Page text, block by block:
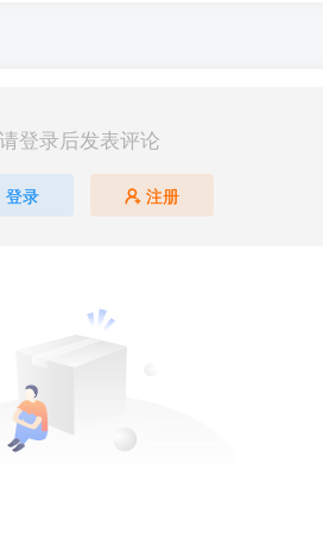
请登录后发表评论
登录 注册